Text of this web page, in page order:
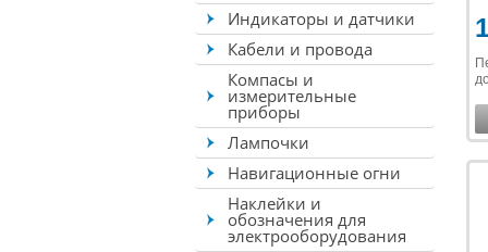
Индикаторы и датчики
Кабели и провода
Компасы и
измерительные
приборы
Лампочки
Навигационные огни
Наклейки и
обозначения для
электрооборудования